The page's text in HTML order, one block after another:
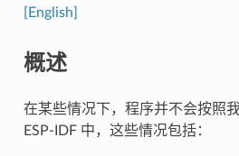
[English]
概述
在某些情况下，程序并不会按照
ESP-IDF 中，这些情况包括：